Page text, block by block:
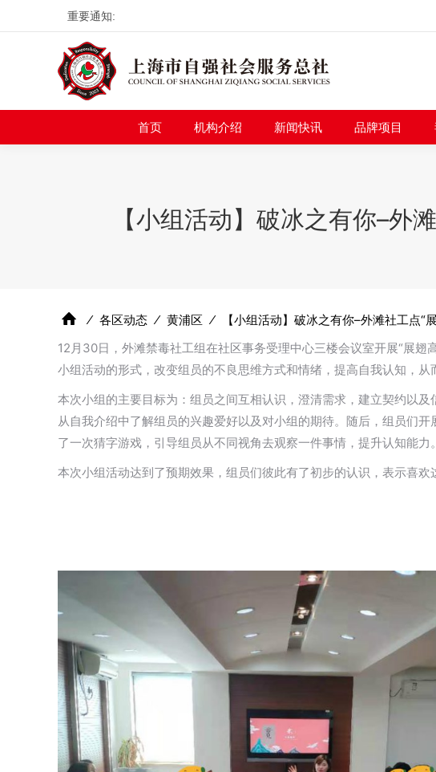
重要通知:
首页 机构介绍 新闻快讯 品牌项目
【小组活动】破冰之有你–外
⁄ 各区动态 ⁄ 黄浦区 ⁄
【小组活动】破冰之有你–外滩社工点“
12月30日，外滩禁毒社工组在社区事务受理中心三楼会议室开展“展
小组活动的形式，改变组员的不良思维方式和情绪，提高自我认知，
本次小组的主要目标为：组员之间互相认识，澄清需求，建立契约以
从自我介绍中了解组员的兴趣爱好以及对小组的期待。随后，组员们
了一次猜字游戏，引导组员从不同视角去观察一件事情，提升认知能力。
本次小组活动达到了预期效果，组员们彼此有了初步的认识，表示喜
首页 机构介绍 新闻快讯 品